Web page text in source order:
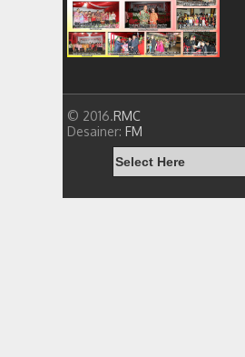
© 2016.RMC
Desainer: FM